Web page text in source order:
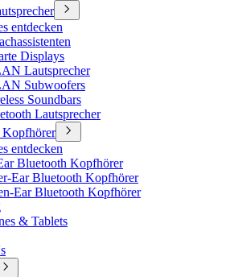
entdecken
Displays
Lautsprecher
Subwoofers
Soundbars
Lautsprecher
entdecken
Bluetooth Kopfhörer
Ear Bluetooth Kopfhörer
Ear Bluetooth Kopfhörer
& Tablets